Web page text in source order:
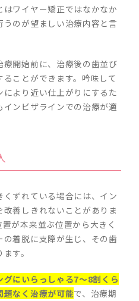
ワイヤー矯正ではなかなか
のが望ましい治療内容と言
療開始前に、治療後の歯並び
ことができます。吟味して
より近い仕上がりにするた
ンビザラインでの治療が適
ずれている場合には、イン
善しきれないことがありま
が本来並ぶ位置から大きく
着脱に支障が生じ、その歯
す。
グにいらっしゃる7～8割くら
題なく治療が可能で、治療期